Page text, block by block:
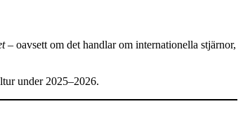
– oavsett om det handlar om internationella stjärnor,
under 2025–2026.